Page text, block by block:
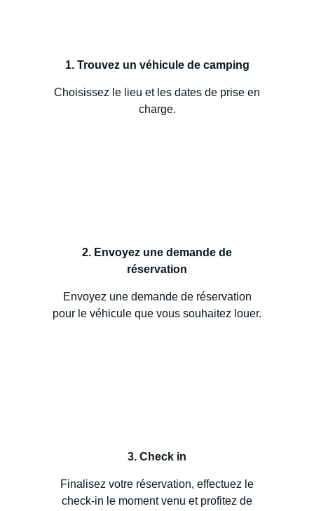
1. Trouvez un véhicule de camping
Choisissez le lieu et les dates de prise en
charge.
2. Envoyez une demande de
réservation
Envoyez une demande de réservation
pour le véhicule que vous souhaitez louer.
3. Check in
Finalisez votre réservation, effectuez le
check-in le moment venu et profitez de